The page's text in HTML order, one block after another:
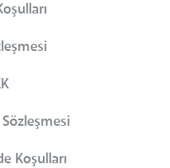
Sözleşmesi
Koşulları